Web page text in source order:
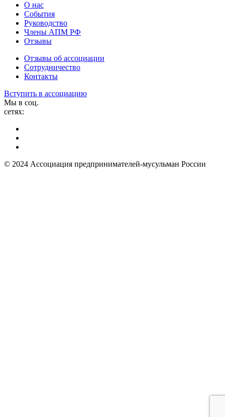
О нас
События
Руководство
Члены АПМ РФ
Отзывы
Отзывы об ассоциации
Сотрудничество
Контакты
Вступить в ассоциацию
Мы в соц.
сетях:
© 2024 Ассоциация предпринимателей-мусульман России